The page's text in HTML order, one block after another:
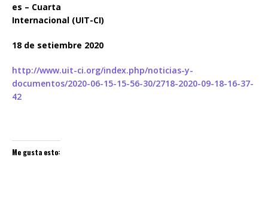
es – Cuarta
Internacional (UIT-CI)
18 de setiembre 2020
http://www.uit-ci.org/index.php/noticias-y-
documentos/2020-06-15-15-56-30/2718-2020-09-18-16-37-
42
Me gusta esto: